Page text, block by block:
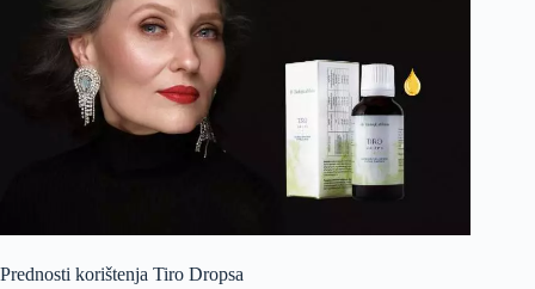
Prednosti korištenja Tiro Dropsa